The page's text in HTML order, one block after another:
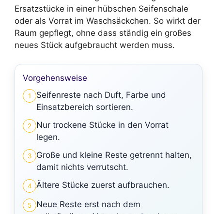
Ersatzstücke in einer hübschen Seifenschale
oder als Vorrat im Waschsäckchen. So wirkt der
Raum gepflegt, ohne dass ständig ein großes
neues Stück aufgebraucht werden muss.
Vorgehensweise
1
Seifenreste nach Duft, Farbe und
Einsatzbereich sortieren.
2
Nur trockene Stücke in den Vorrat
legen.
3
Große und kleine Reste getrennt halten,
damit nichts verrutscht.
4 Ältere Stücke zuerst aufbrauchen.
5
Neue Reste erst nach dem